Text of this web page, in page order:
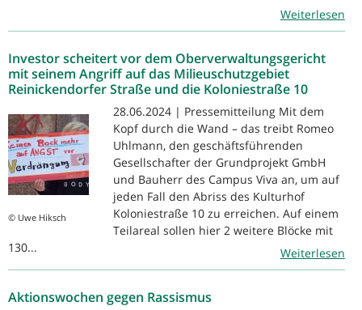
Weiterlesen
Investor scheitert vor dem Oberverwaltungsgericht
mit seinem Angriff auf das Milieuschutzgebiet
Reinickendorfer Straße und die Koloniestraße 10
© Uwe Hiksch
28.06.2024 | Pressemitteilung Mit dem
Kopf durch die Wand – das treibt Romeo
Uhlmann, den geschäftsführenden
Gesellschafter der Grundprojekt GmbH
und Bauherr des Campus Viva an, um auf
jeden Fall den Abriss des Kulturhof
Koloniestraße 10 zu erreichen. Auf einem
Teilareal sollen hier 2 weitere Blöcke mit
130...
Weiterlesen
Aktionswochen gegen Rassismus